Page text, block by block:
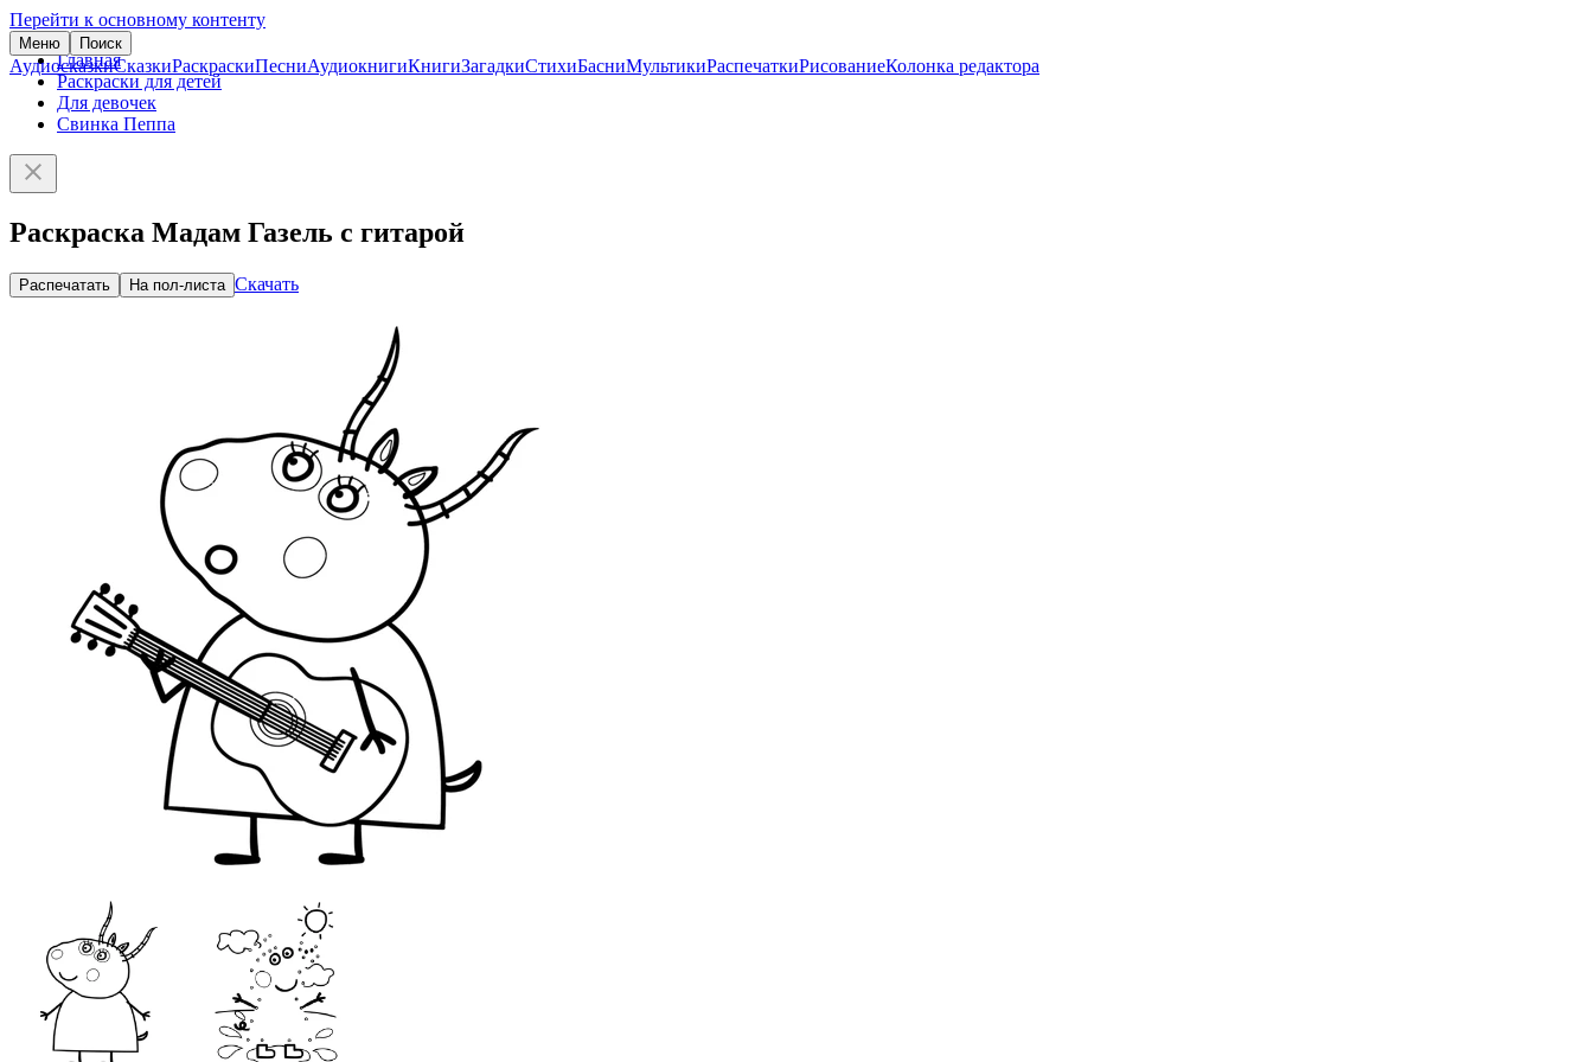
Перейти к основному контенту
Меню Поиск
АудиосказкиСказкиРаскраскиПесниАудиокнигиКнигиЗагадкиСтихиБасниМультикиРаспечаткиРисованиеКолонка редактора
Главная
Раскраски для детей
Для девочек
Свинка Пеппа
Раскраска Мадам Газель с гитарой
Распечатать На пол-листа Скачать